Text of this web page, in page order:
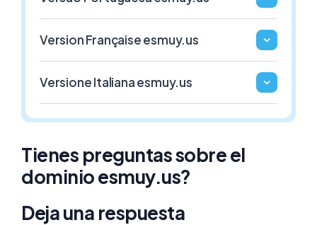
.GAFE.ES
ESPAÑA
1€ / Año
.3DD.ES
1€ / Año
Version Française esmuy.us
Versione Italiana esmuy.us
Tienes preguntas sobre el
dominio esmuy.us?
Deja una respuesta